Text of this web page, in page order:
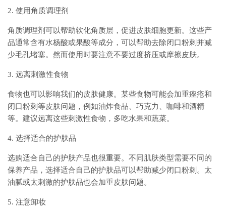
2. 使用角质调理剂
角质调理剂可以帮助软化角质层，促进皮肤细胞更新。这些产
品通常含有水杨酸或果酸等成分，可以帮助去除闭口粉刺并减
少毛孔堵塞。然而使用时要注意不要过度挤压或摩擦皮肤。
3. 远离刺激性食物
食物也可以影响我们的皮肤健康。某些食物可能会加重痤疮和
闭口粉刺等皮肤问题，例如油炸食品、巧克力、咖啡和酒精
等。建议远离这些刺激性食物，多吃水果和蔬菜。
4. 选择适合的护肤品
选购适合自己的护肤产品也很重要。不同肌肤类型需要不同的
保养产品，选择适合自己的护肤品可以帮助减少闭口粉刺。太
油腻或太刺激的护肤品也会加重皮肤问题。
5. 注意卸妆